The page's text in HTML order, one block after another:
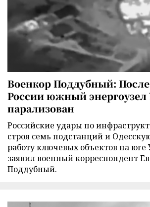
Военкор Поддубный:
России южный
парализован
Российские удары по
строя семь подстанций и
работу ключевых объектов на
заявил военный корреспондент
Поддубный.